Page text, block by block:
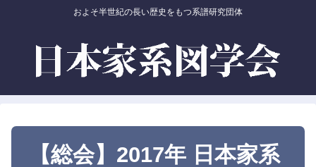
およそ半世紀の長い歴史をもつ系譜研究団体
【総会】2017年 日本家系